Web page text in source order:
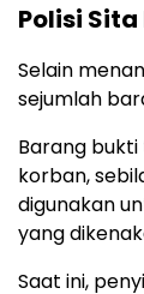
Polisi
Selain
sejumlah
Barang
korban,
digunakan
yang
Saat ini,